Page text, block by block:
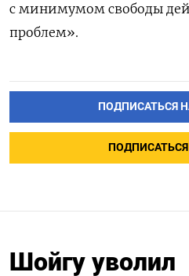
с минимумом свободы
проблем».
ПОДПИСАТЬСЯ
ПОДПИСАТЬСЯ
Шойгу уволил